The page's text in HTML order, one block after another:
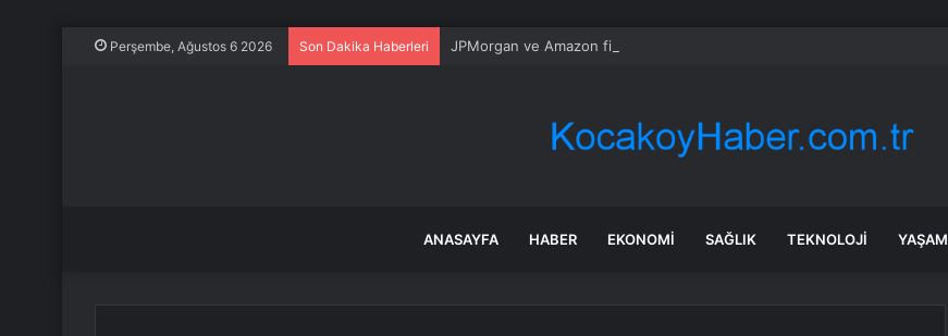
Perşembe, Ağustos 6 2026 Son Dakika Haberleri JPMorgan ve Amazon finans için kuantum araçları geliştirdi
ANASAYFA HABER EKONOMI SAĞLIK TEKNOLOJI YAŞAM